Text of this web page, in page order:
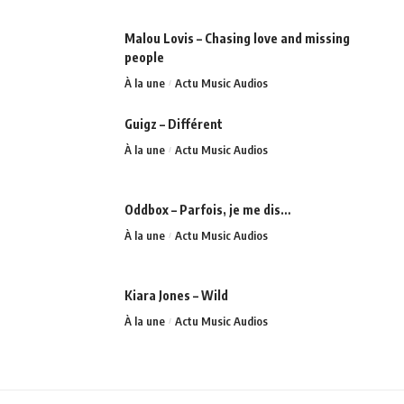
Malou Lovis – Chasing love and missing
people
À la une Actu Music Audios
Guigz – Différent
À la une Actu Music Audios
Oddbox – Parfois, je me dis…
À la une Actu Music Audios
Kiara Jones – Wild
À la une Actu Music Audios